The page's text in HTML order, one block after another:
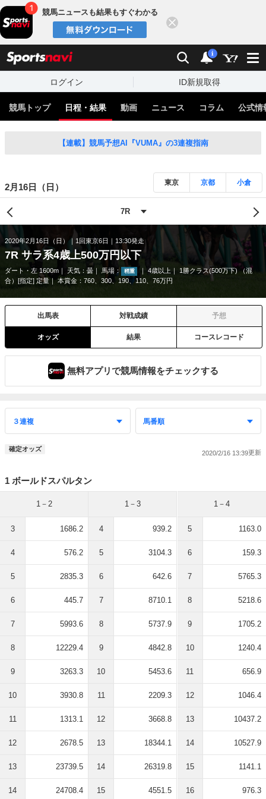
競馬ニュースも結果もすぐわかる
検索 通知
i
ログイン ID新規取得
競馬トップ 日程・結果 動画 ニュース コラム 公式情
【連載】競馬予想AI『VUMA』の3連複指南
2月16日（日） 東京 京都 小倉
2020年2月16日（日） 1回東京6日 13:30発走
7R サラ系4歳上500万円以下
ダート・左 1600m 天気： 曇 馬場： 稍重 4歳以上
1勝クラス(500万下) （混
合）[指定] 定量
本賞金：760、300、190、110、76万円
出馬表 対戦成績 予想
オッズ 結果 コースレコード
無料アプリで競馬情報をチェックする
確定オッズ
2020/2/16 13:39
1 ボールドスパルタン
1－2
3 1686.2
4 576.2
5 2835.3
6 445.7
7 5993.6
8 12229.4
9 3263.3
10 3930.8
11 1313.1
12 2678.5
13 23739.5
14 24708.4
1－3
4 939.2
5 3104.3
6 642.6
7 8710.1
8 5737.9
9 4842.8
10 5453.6
11 2209.3
12 3668.8
13 18344.1
14 26319.8
15 4551.5
1－4
5 1163.0
6 159.3
7 5765.3
8 5218.6
9 1705.2
10 1240.4
11 656.9
12 1046.4
13 10437.2
14 10527.9
15 1141.1
16 976.3